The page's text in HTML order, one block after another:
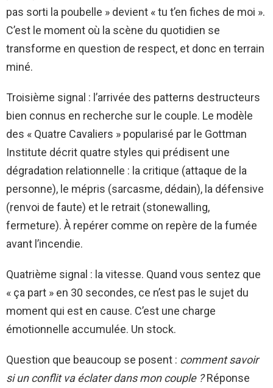
pas sorti la poubelle » devient « tu t’en fiches de moi ».
C’est le moment où la scène du quotidien se
transforme en question de respect, et donc en terrain
miné.
Troisième signal : l’arrivée des patterns destructeurs
bien connus en recherche sur le couple. Le modèle
des « Quatre Cavaliers » popularisé par le Gottman
Institute décrit quatre styles qui prédisent une
dégradation relationnelle : la critique (attaque de la
personne), le mépris (sarcasme, dédain), la défensive
(renvoi de faute) et le retrait (stonewalling,
fermeture). À repérer comme on repère de la fumée
avant l’incendie.
Quatrième signal : la vitesse. Quand vous sentez que
« ça part » en 30 secondes, ce n’est pas le sujet du
moment qui est en cause. C’est une charge
émotionnelle accumulée. Un stock.
Question que beaucoup se posent : comment savoir
si un conflit va éclater dans mon couple ?Réponse